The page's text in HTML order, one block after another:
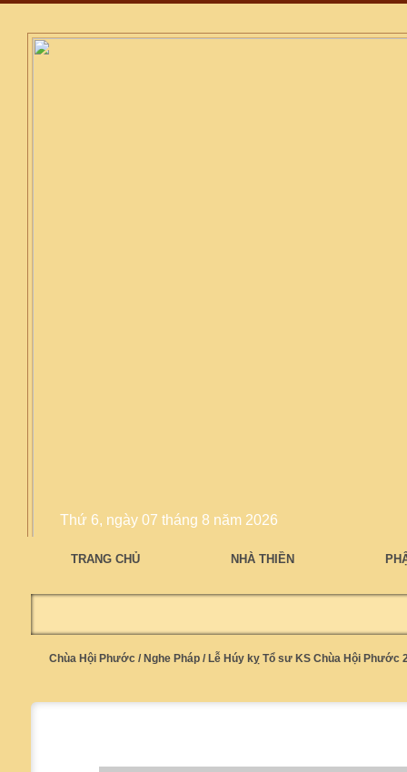
Thứ 6, ngày 07 tháng 8 năm 2026
TRANG CHỦ NHÀ THIỀN
Chùa Hội Phước / Nghe Pháp / Lễ Húy kỵ Tổ sư KS Chùa Hội Phước